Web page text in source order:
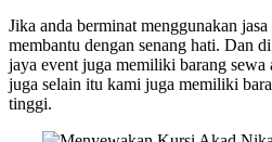
Jika anda berminat menggunakan
membantu dengan senang hati. Dan
jaya event juga memiliki barang sewa
juga selain itu kami juga memiliki
tinggi.